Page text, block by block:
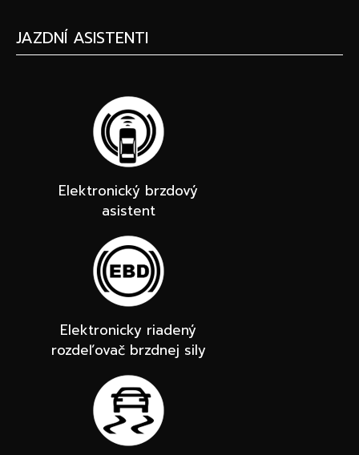
JAZDNÍ ASISTENTI
Elektronický brzdový
asistent
Elektronicky riadený
rozdeľovač brzdnej sily